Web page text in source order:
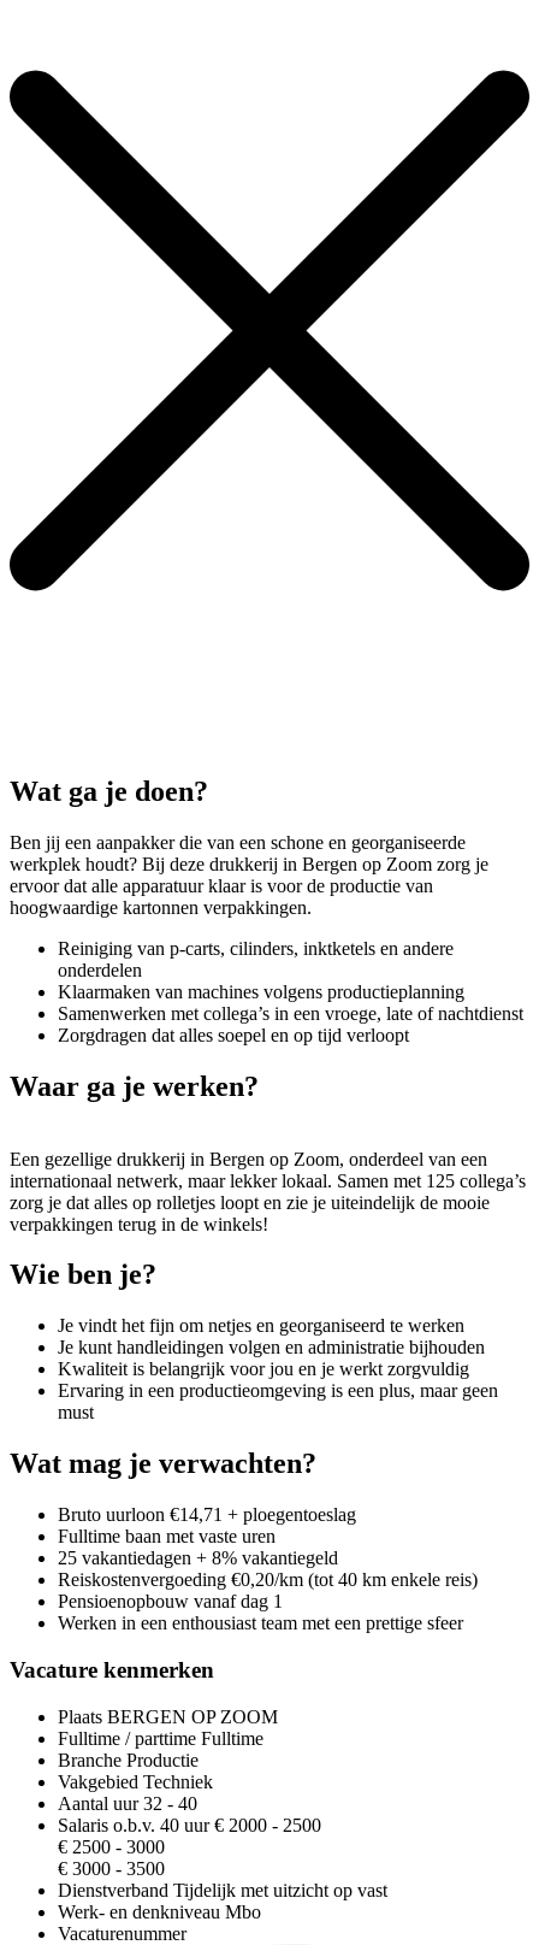
Wat ga je doen?
Ben jij een aanpakker die van een schone en georganiseerde
werkplek houdt? Bij deze drukkerij in Bergen op Zoom zorg je
ervoor dat alle apparatuur klaar is voor de productie van
hoogwaardige kartonnen verpakkingen.
Reiniging van p-carts, cilinders, inktketels en andere
onderdelen
Klaarmaken van machines volgens productieplanning
Samenwerken met collega’s in een vroege, late of nachtdienst
Zorgdragen dat alles soepel en op tijd verloopt
Waar ga je werken?
Een gezellige drukkerij in Bergen op Zoom, onderdeel van een
internationaal netwerk, maar lekker lokaal. Samen met 125 collega’s
zorg je dat alles op rolletjes loopt en zie je uiteindelijk de mooie
verpakkingen terug in de winkels!
Wie ben je?
Je vindt het fijn om netjes en georganiseerd te werken
Je kunt handleidingen volgen en administratie bijhouden
Kwaliteit is belangrijk voor jou en je werkt zorgvuldig
Ervaring in een productieomgeving is een plus, maar geen
must
Wat mag je verwachten?
Bruto uurloon €14,71 + ploegentoeslag
Fulltime baan met vaste uren
25 vakantiedagen + 8% vakantiegeld
Reiskostenvergoeding €0,20/km (tot 40 km enkele reis)
Pensioenopbouw vanaf dag 1
Werken in een enthousiast team met een prettige sfeer
Vacature kenmerken
Plaats BERGEN OP ZOOM
Fulltime / parttime Fulltime
Branche Productie
Vakgebied Techniek
Aantal uur 32 - 40
Salaris o.b.v. 40 uur € 2000 - 2500
€ 2500 - 3000
€ 3000 - 3500
Dienstverband Tijdelijk met uitzicht op vast
Werk- en denkniveau Mbo
Vacaturenummer